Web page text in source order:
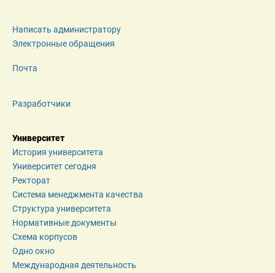
Написать администратору
Электронные обращения
Почта
Разработчики
Университет
История университета
Университет сегодня
Ректорат
Система менеджмента качества
Структура университета
Нормативные документы
Схема корпусов
Одно окно
Международная деятельность